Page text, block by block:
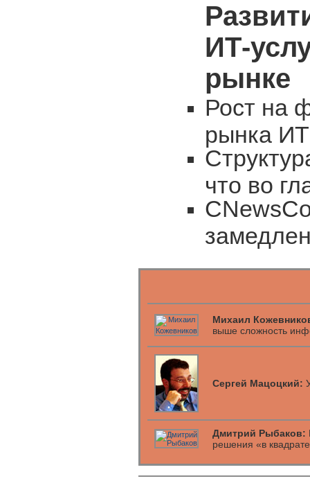
ИТ-
рынке
Рост на
рынка
что во
Михаил
выше сложность
Сергей Мацоцкий:
Дмитрий Рыбаков:
решения «в